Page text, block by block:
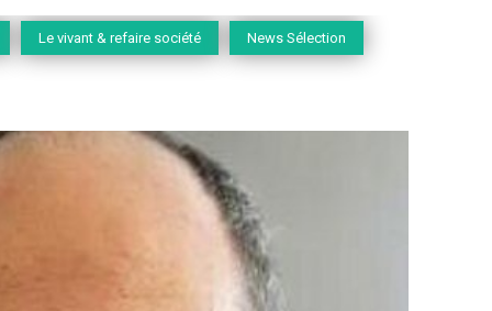
Le vivant & refaire société News Sélection